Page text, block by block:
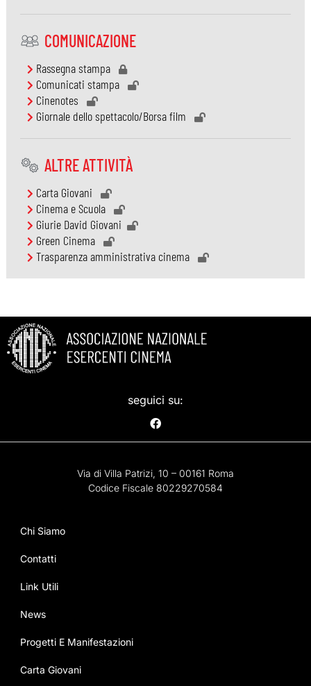
COMUNICAZIONE
Rassegna stampa
Comunicati stampa
Cinenotes
Giornale dello spettacolo/Borsa film
ALTRE ATTIVITÀ
Carta Giovani
Cinema e Scuola
Giurie David Giovani
Green Cinema
Trasparenza amministrativa cinema
seguici su:
Via di Villa Patrizi, 10 – 00161 Roma
Codice Fiscale 80229270584
Chi Siamo
Contatti
Link Utili
News
Progetti E Manifestazioni
Carta Giovani